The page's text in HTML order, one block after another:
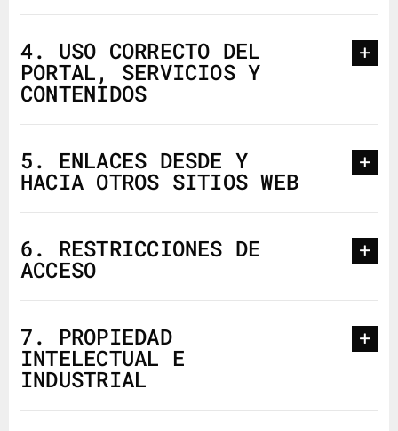
4. USO CORRECTO DEL
PORTAL, SERVICIOS Y
CONTENIDOS
5. ENLACES DESDE Y
HACIA OTROS SITIOS WEB
6. RESTRICCIONES DE
ACCESO
7. PROPIEDAD
INTELECTUAL E
INDUSTRIAL